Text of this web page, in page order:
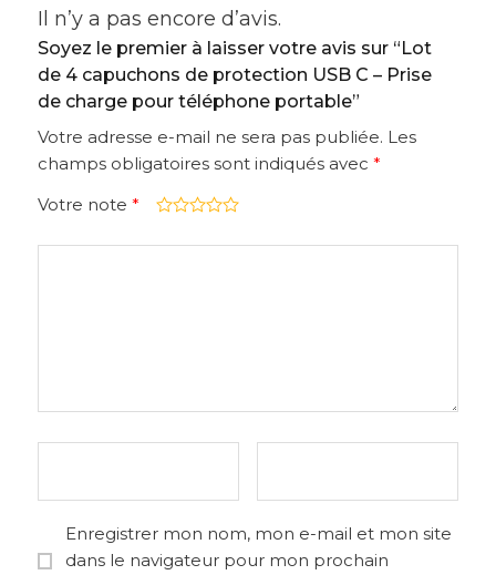
Il n’y a pas encore d’avis.
Soyez le premier à laisser votre avis sur “Lot
de 4 capuchons de protection USB C – Prise
de charge pour téléphone portable”
Votre adresse e-mail ne sera pas publiée. Les
champs obligatoires sont indiqués avec *
Votre note *
Enregistrer mon nom, mon e-mail et mon site
dans le navigateur pour mon prochain